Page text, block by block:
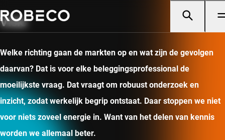
Visie
Welke richting gaan de markten op en wat zijn de gevolgen
daarvan? Dat is voor elke beleggingsprofessional de
moeilijkste vraag. Dat vraagt om robuust onderzoek en
inzicht, zodat werkelijk begrip ontstaat. Daar stoppen we niet
voor niets zoveel energie in. Want van het delen van kennis
worden we allemaal beter.